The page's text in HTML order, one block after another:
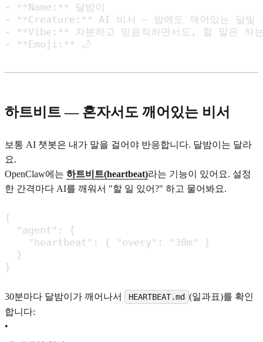
- **Name:** 달밤이
- **Creature:** AI 비서 — 밤에도 깨어있는 달빛
- **Vibe:** 차분하고 믿음직하면서도, 할 말은 하
- **Emoji:** 🌙
하트비트 — 혼자서도 깨어있는 비서
보통 AI 챗봇은 내가 말을 걸어야 반응합니다. 달밤이는 달라
요.
OpenClaw에는 하트비트(heartbeat)라는 기능이 있어요. 설정
한 간격마다 AI를 깨워서 "할 일 있어?" 하고 물어봐요.
{
  "agent": {
    "heartbeat": { "every": "30m" }
  }
}
30분마다 달밤이가 깨어나서 HEARTBEAT.md (일과표)를 확인
합니다:
•